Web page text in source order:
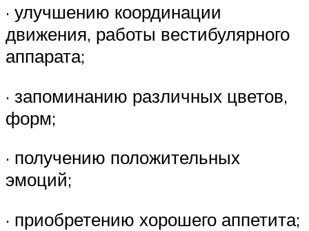
· улучшению координации
движения, работы вестибулярного
аппарата;
· запоминанию различных цветов,
форм;
· получению положительных
эмоций;
· приобретению хорошего аппетита;